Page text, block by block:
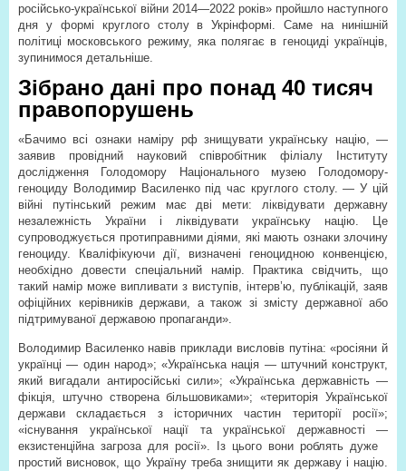
російсько-української війни 2014—2022 років» пройшло наступного
дня у формі круглого столу в Укрінформі. Саме на нинішній
політиці московського режиму, яка полягає в геноциді українців,
зупинимося детальніше.
Зібрано дані про понад 40 тисяч
правопорушень
«Бачимо всі ознаки наміру рф знищувати українську націю, —
заявив провідний науковий співробітник філіалу Інституту
дослідження Голодомору Національного музею Голодомору-
геноциду Володимир Василенко під час круглого столу. — У цій
війні путінський режим має дві мети: ліквідувати державну
незалежність України і ліквідувати українську націю. Це
супроводжується протиправними діями, які мають ознаки злочину
геноциду. Кваліфікуючи дії, визначені геноцидною конвенцією,
необхідно довести спеціальний намір. Практика свідчить, що
такий намір може випливати з виступів, інтерв’ю, публікацій, заяв
офіційних керівників держави, а також зі змісту державної або
підтримуваної державою пропаганди».
Володимир Василенко навів приклади висловів путіна: «росіяни й
українці — один народ»; «Українська нація — штучний конструкт,
який вигадали антиросійські сили»; «Українська державність —
фікція, штучно створена більшовиками»; «територія Української
держави складається з історичних частин території росії»;
«існування української нації та української державності —
екзистенційна загроза для росії». Із цього вони роблять дуже
простий висновок, що Україну треба знищити як державу і націю.